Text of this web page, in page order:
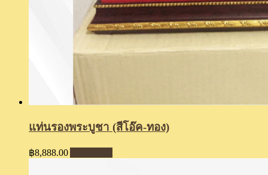
แท่นรองพระบูชา (สีโอ๊ค-ทอง)
฿8,888.00